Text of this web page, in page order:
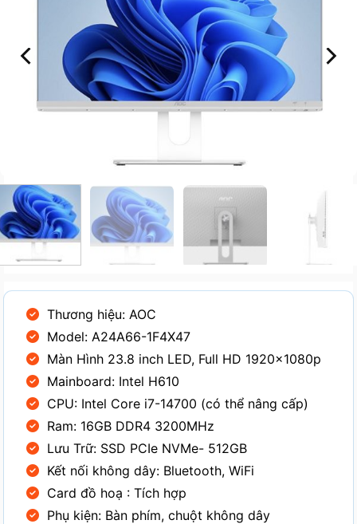
Thương hiệu: AOC
Model: A24A66-1F4X47
Màn Hình 23.8 inch LED, Full HD 1920x1080p
Mainboard: Intel H610
CPU: Intel Core i7-14700 (có thể nâng cấp)
Ram: 16GB DDR4 3200MHz
Lưu Trữ: SSD PCIe NVMe- 512GB
Kết nối không dây: Bluetooth, WiFi
Card đồ hoạ : Tích hợp
Phụ kiện: Bàn phím, chuột không dây